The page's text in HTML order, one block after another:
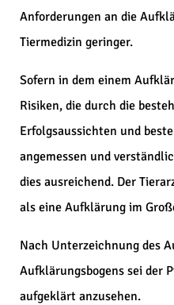
Anforderungen an die
Tiermedizin geringer.
Sofern in dem einem
Risiken, die durch die
Erfolgsaussichten und
angemessen und
dies ausreichend. Der
als eine Aufklärung im
Nach Unterzeichnung des
Aufklärungsbogens sei der
aufgeklärt anzusehen.